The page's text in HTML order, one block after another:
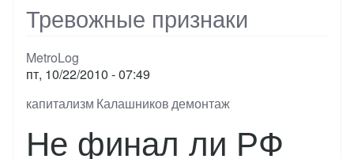
Тревожные признаки
MetroLog
пт, 10/22/2010 - 07:49
Тэги
капитализм Калашников демонтаж
Не финал ли РФ